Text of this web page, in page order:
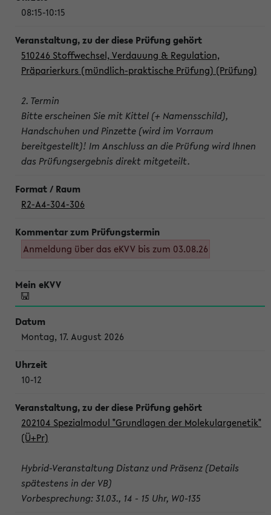
08:15-10:15
510246 Stoffwechsel, Verdauung & Regulation,
Präparierkurs (mündlich-praktische Prüfung) (Prüfung)
2. Termin
Bitte erscheinen Sie mit Kittel (+ Namensschild),
Handschuhen und Pinzette (wird im Vorraum
bereitgestellt)! Im Anschluss an die Prüfung wird Ihnen
das Prüfungsergebnis direkt mitgeteilt.
R2-A4-304-306
Anmeldung über das eKVV bis zum 03.08.26
Montag, 17. August 2026
10-12
202104 Spezialmodul "Grundlagen der Molekulargenetik"
(Ü+Pr)
Hybrid-Veranstaltung Distanz und Präsenz (Details
spätestens in der VB)
Vorbesprechung: 31.03., 14 - 15 Uhr, W0-135